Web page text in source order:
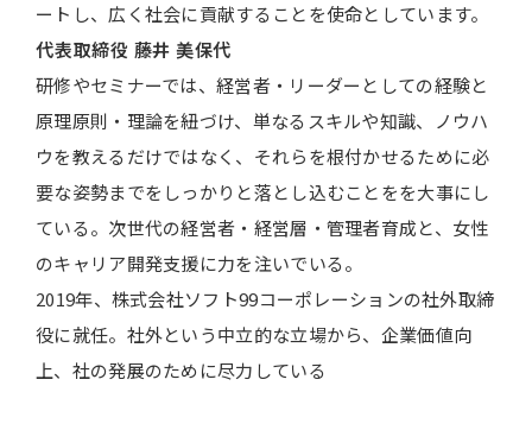
ートし、広く社会に貢献することを使命としています。
代表取締役 藤井 美保代
研修やセミナーでは、経営者・リーダーとしての経験と
原理原則・理論を紐づけ、単なるスキルや知識、ノウハ
ウを教えるだけではなく、それらを根付かせるために必
要な姿勢までをしっかりと落とし込むことをを大事にし
ている。次世代の経営者・経営層・管理者育成と、女性
のキャリア開発支援に力を注いでいる。
2019年、株式会社ソフト99コーポレーションの社外取締
役に就任。社外という中立的な立場から、企業価値向
上、社の発展のために尽力している